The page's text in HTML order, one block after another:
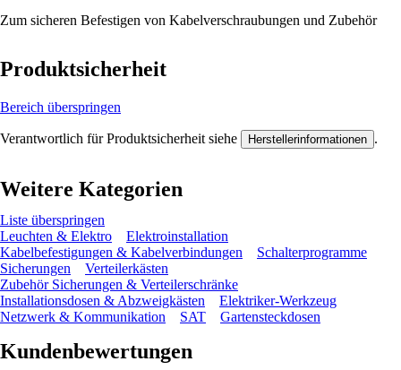
Zum sicheren Befestigen von Kabelverschraubungen und Zubehör
Produktsicherheit
Bereich überspringen
Verantwortlich für Produktsicherheit siehe Herstellerinformationen .
Weitere Kategorien
Liste überspringen
Leuchten & Elektro
Elektroinstallation
Kabelbefestigungen & Kabelverbindungen
Schalterprogramme
Sicherungen
Verteilerkästen
Zubehör Sicherungen & Verteilerschränke
Installationsdosen & Abzweigkästen
Elektriker-Werkzeug
Netzwerk & Kommunikation
SAT Gartensteckdosen
Kundenbewertungen